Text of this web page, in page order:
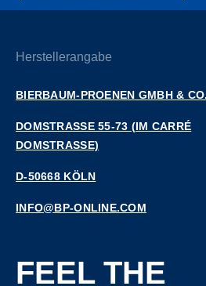
Herstellerangabe
BIERBAUM-PROENEN GMBH &
DOMSTRASSE 55-73 (IM CARRÉ D
OMSTRASSE)
D-50668 KÖLN
INFO@BP-ONLINE.COM
FEEL THE